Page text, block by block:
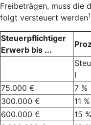
Freibeträgen, muss die
folgt versteuert werden1
Steuerpflichtiger
Erwerb bis ...
I
75.000 €
7 %
300.000 €
11 %
600.000 €
15 %